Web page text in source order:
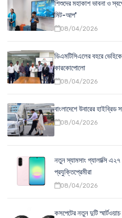
শিশুদের মহাকাশ ভাবনা ও
মিট-আপ'
08/04/2026
ডিএমটিসিএলের বহরে
কারকোপোলো
08/04/2026
বাংলাদেশে উবারের হাইব্রিড
08/04/2026
নতুন স্যামসাং গ্যালাক্সি
প্রযুক্তিপ্রেমীরা
08/04/2026
কসপেটের নতুন দুটি